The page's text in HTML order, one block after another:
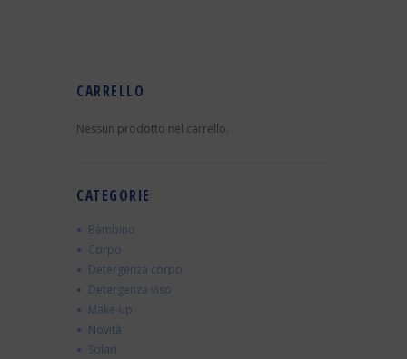
CARRELLO
Nessun prodotto nel carrello.
CATEGORIE
Bambino
Corpo
Detergenza corpo
Detergenza viso
Make-up
Novità
Solari